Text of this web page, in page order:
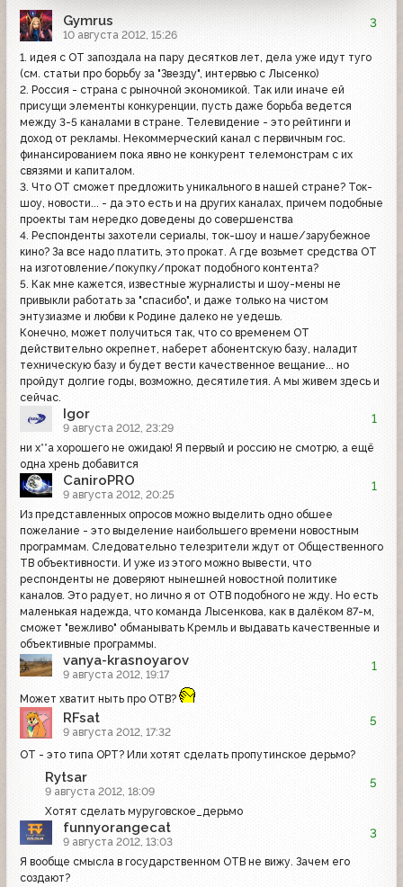
Gymrus
10 августа 2012, 15:26
3
1. идея с ОТ запоздала на пару десятков лет, дела уже идут туго
(см. статьи про борьбу за "Звезду", интервью с Лысенко)
2. Россия - страна с рыночной экономикой. Так или иначе ей
присущи элементы конкуренции, пусть даже борьба ведется
между 3-5 каналами в стране. Телевидение - это рейтинги и
доход от рекламы. Некоммерческий канал с первичным гос.
финансированием пока явно не конкурент телемонстрам с их
связями и капиталом.
3. Что ОТ сможет предложить уникального в нашей стране? Ток-
шоу, новости... - да это есть и на других каналах, причем подобные
проекты там нередко доведены до совершенства
4. Респонденты захотели сериалы, ток-шоу и наше/зарубежное
кино? За все надо платить, это прокат. А где возьмет средства ОТ
на изготовление/покупку/прокат подобного контента?
5. Как мне кажется, известные журналисты и шоу-мены не
привыкли работать за "спасибо", и даже только на чистом
энтузиазме и любви к Родине далеко не уедешь.
Конечно, может получиться так, что со временем ОТ
действительно окрепнет, наберет абонентскую базу, наладит
техническую базу и будет вести качественное вещание... но
пройдут долгие годы, возможно, десятилетия. А мы живем здесь и
сейчас.
Igor
9 августа 2012, 23:29
1
ни х**а хорошего не ожидаю! Я первый и россию не смотрю, а ещё
одна хрень добавится
CaniroPRO
9 августа 2012, 20:25
1
Из представленных опросов можно выделить одно обшее
пожелание - это выделение наибольшего времени новостным
программам. Следовательно телезрители ждут от Общественного
ТВ объективности. И уже из этого можно вывести, что
респонденты не доверяют нынешней новостной политике
каналов. Это радует, но лично я от ОТВ подобного не жду. Но есть
маленькая надежда, что команда Лысенкова, как в далёком 87-м,
сможет "вежливо" обманывать Кремль и выдавать качественные и
объективные программы.
vanya-krasnoyarov
9 августа 2012, 19:17
1
Может хватит ныть про ОТВ?
RFsat
9 августа 2012, 17:32
5
ОТ - это типа ОРТ? Или хотят сделать пропутинское дерьмо?
Rytsar
9 августа 2012, 18:09
5
Хотят сделать муруговское_дерьмо
funnyorangecat
9 августа 2012, 13:03
3
Я вообще смысла в государственном ОТВ не вижу. Зачем его
создают?